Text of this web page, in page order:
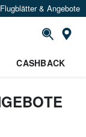
& Angebote
CASHBACK